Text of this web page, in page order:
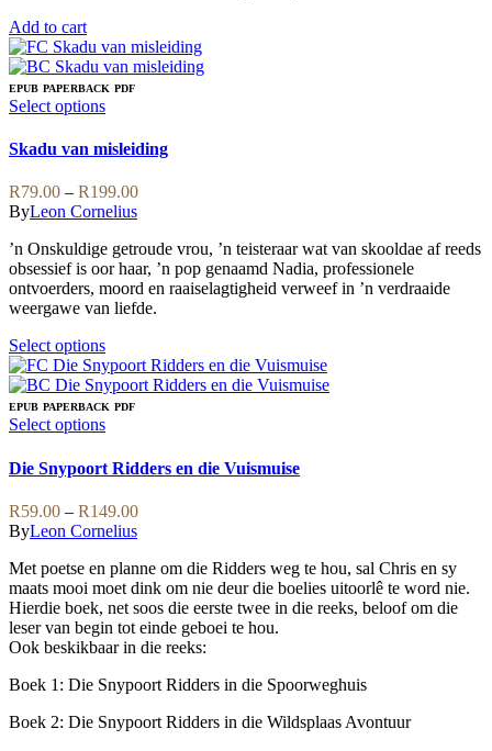
Add to cart
EPUB PAPERBACK PDF
Select optionsThis
has
variants.
The
options
may
be
chosen
on
product
page
Skadu van misleiding
R79.00 – R199.00Price
through
R199.00
ByLeon Cornelius
’n Onskuldige getroude vrou, ’n teisteraar wat van skooldae af reeds
obsessief is oor haar, ’n pop genaamd Nadia, professionele
ontvoerders, moord en raaiselagtigheid verweef in ’n verdraaide
weergawe van liefde.
Select optionsThis
product
has
multiple
variants.
options
may
be
chosen
on
the
product
page
EPUB PAPERBACK PDF
Select optionsThis
has
multiple
variants.
The
options
may
be
chosen
on
the
page
Die Snypoort Ridders en die Vuismuise
R59.00 – R149.00Price
through
R149.00
ByLeon Cornelius
Met poetse en planne om die Ridders weg te hou, sal Chris en sy
maats mooi moet dink om nie deur die boelies uitoorlê te word nie.
Hierdie boek, net soos die eerste twee in die reeks, beloof om die
leser van begin tot einde geboei te hou.
Ook beskikbaar in die reeks:
Boek 1: Die Snypoort Ridders in die Spoorweghuis
Boek 2: Die Snypoort Ridders in die Wildsplaas Avontuur